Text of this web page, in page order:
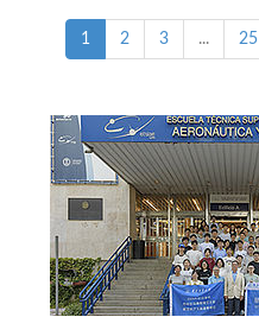
1 2 3 ... 25